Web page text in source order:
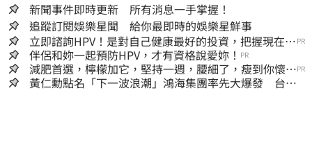
新聞事件即時更新 所有消息一手掌握！
追蹤訂閱娛樂星聞 給你最即時的娛樂星鮮事
立即諮詢HPV！是對自己健康最好的投資，把握現在不
嫌晚！
PR
伴侶和妳一起預防HPV，才有資格說愛妳！ PR
減肥首選，檸檬加它，堅持一週，腰細了，瘦到你懷疑
人生
PR
黃仁勳點名「下一波浪潮」鴻海集團率先大爆發 台股